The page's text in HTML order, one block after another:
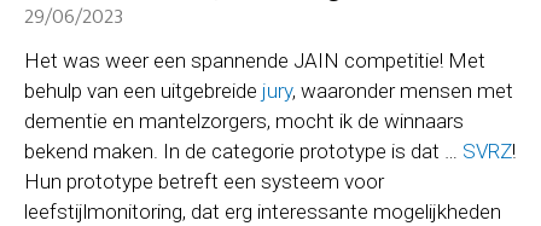
29/06/2023
Het was weer een spannende JAIN competitie! Met
behulp van een uitgebreide jury, waaronder mensen met
dementie en mantelzorgers, mocht ik de winnaars
bekend maken. In de categorie prototype is dat … SVRZ!
Hun prototype betreft een systeem voor
leefstijlmonitoring, dat erg interessante mogelijkheden